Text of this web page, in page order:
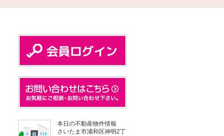
本日の不動産物件情報
さいたま市浦和区神明2丁